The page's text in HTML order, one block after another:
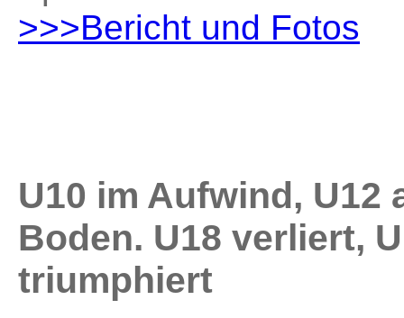
>>>Bericht und Fotos
U10 im Aufwind, U12
Boden. U18 verliert,
triumphiert